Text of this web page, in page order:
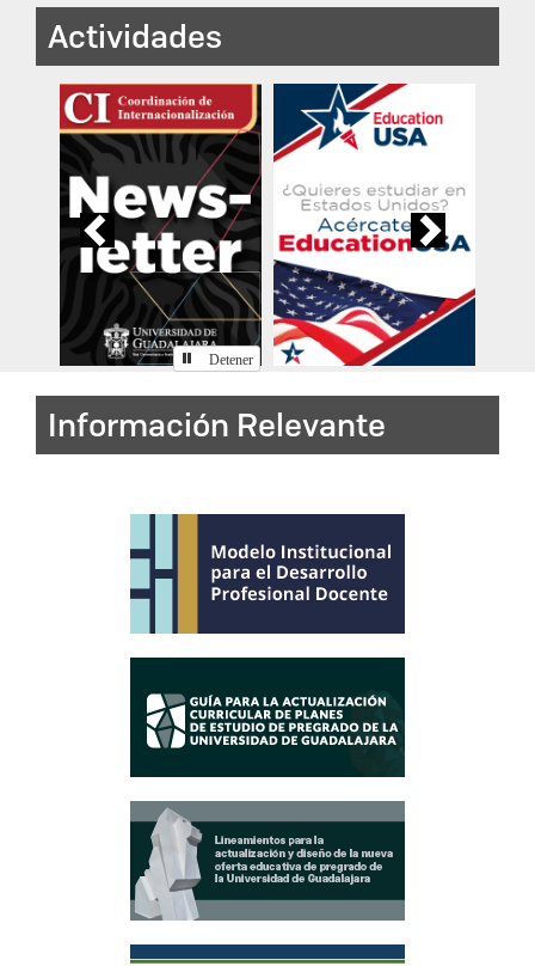
Actividades
Previous
Detener
Información Relevante
Programa Institucional de
Actualización Educativa